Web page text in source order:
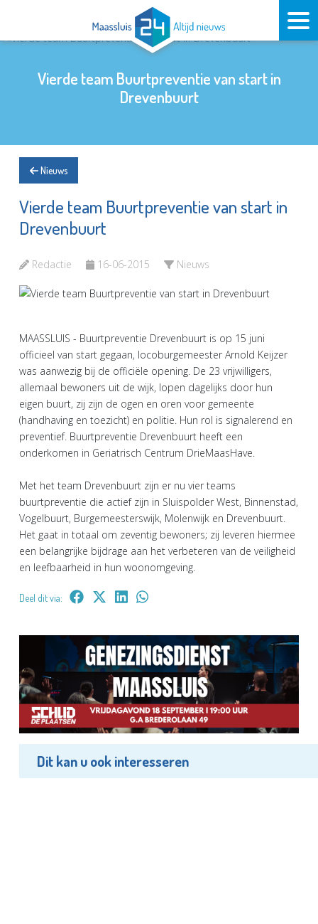
Vierde team Buurtpreventie van start in
Drevenbuurt
Nieuws
Vierde team Buurtpreventie van start in
Drevenbuurt
Redactie 16-06-2015 Nieuws
MAASSLUIS - Buurtpreventie Drevenbuurt is op 15 juni
officieel van start gegaan, locoburgemeester Arnold Keijzer
was aanwezig bij de officiële opening. De 23 vrijwilligers,
allemaal bewoners uit de wijk, lopen dagelijks door hun
eigen buurt, zij zijn de ogen en oren voor gemeente
(handhaving en toezicht) en politie. Hun rol is signalerend en
preventief. Buurtpreventie Drevenbuurt heeft een
onderkomen in Geriatrisch Centrum DrieMaasHave.
Met het team Drevenbuurt zijn er nu vier teams
buurtpreventie die actief zijn in Sluispolder West, Binnenstad,
Vogelbuurt, Burgemeesterswijk, Molenwijk en Drevenbuurt.
Het gaat in totaal om zeventig bewoners; zij leveren hiermee
een belangrijke bijdrage aan het verbeteren van de veiligheid
en leefbaarheid in hun woonomgeving.
Deel dit via:
Dit kan u ook interesseren